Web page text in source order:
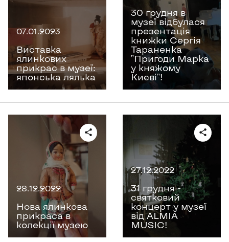
07.01.2023
Виставка
ялинкових
прикрас в музеї:
японська лялька
30 грудня в
музеї відбулася
презентація
книжки Сергія
Тараненка
"Пригоди Марка
у княжому
Києві"!
28.12.2022
Нова ялинкова
прикраса в
колекції музею
27.12.2022
31 грудня -
святковий
концерт у музеї
від ALMIA
MUSIC!